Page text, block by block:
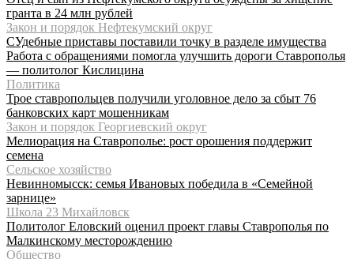
гранта в 24 млн рублей
Закон и порядок Нефтекумский округ
СУдебные приставы поставили точку в разделе имущества
Работа с обращениями помогла улучшить дороги Ставрополья
— политолог Кислицина
Политика
Трое ставропольцев получили уголовное дело за сбыт 76
банковских карт мошенникам
Закон и порядок Георгиевский округ
Мелиорация на Ставрополье: рост орошения поддержит
семена
Сельское хозяйство
Невинномысск: семья Ивановых победила в «Семейной
зарнице»
Школа 23 Михайловск
Политолог Еловский оценил проект главы Ставрополья по
Малкинскому месторождению
Общество